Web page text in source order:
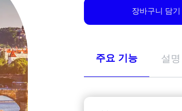
장바구니 담기
주요 기능 설명